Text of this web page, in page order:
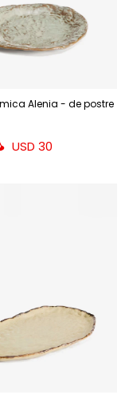
Alenia - de postre
USD 30